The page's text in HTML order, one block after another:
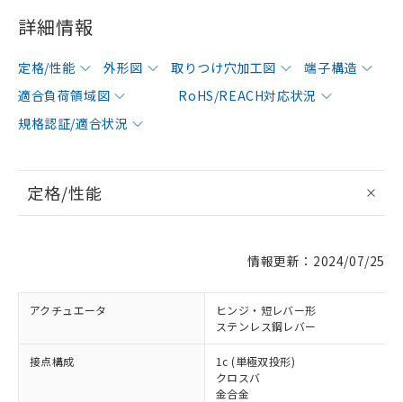
詳細情報
定格/性能 外形図 取りつけ穴加工図
端子構造
適合負荷領域図
RoHS/REACH対応状況
規格認証/適合状況
定格/性能
情報更新：2024/07/25
アクチュエータ
ヒンジ・短レバー形
ステンレス鋼レバー
接点構成
1c (単極双投形)
クロスバ
金合金